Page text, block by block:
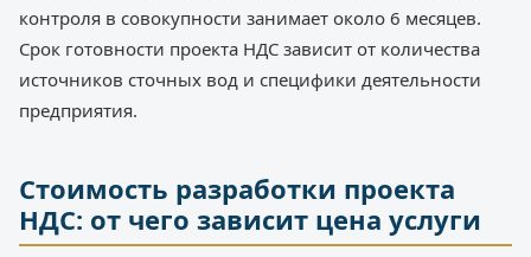
контроля в совокупности занимает около 6 месяцев.
Срок готовности проекта НДС зависит от количества
источников сточных вод и специфики деятельности
предприятия.
Стоимость разработки проекта
НДС: от чего зависит цена услуги